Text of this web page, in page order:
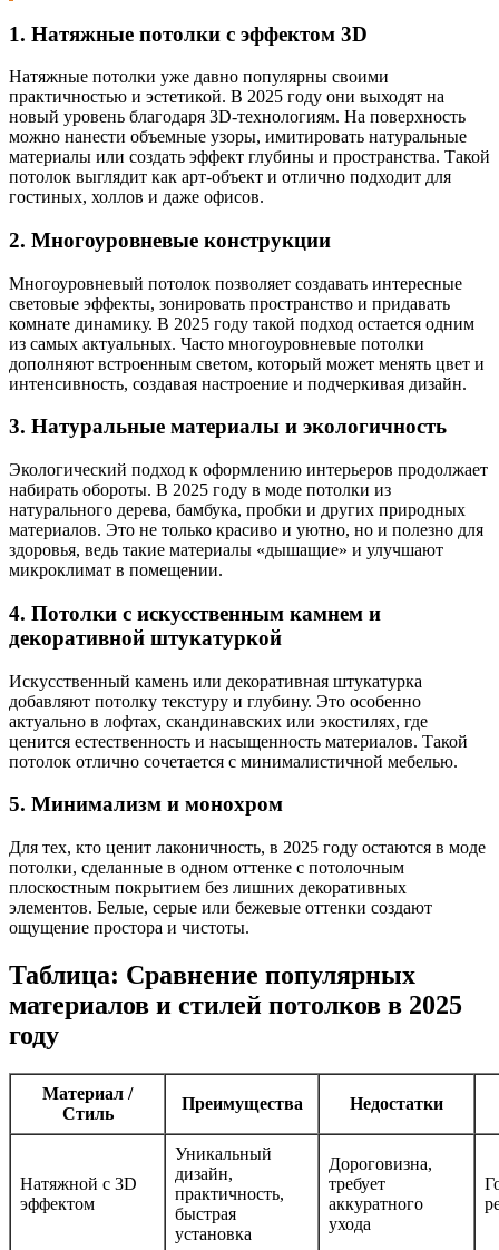
1. Натяжные потолки с эффектом 3D
Натяжные потолки уже давно популярны своими
практичностью и эстетикой. В 2025 году они выходят на
новый уровень благодаря 3D-технологиям. На поверхность
можно нанести объемные узоры, имитировать натуральные
материалы или создать эффект глубины и пространства. Такой
потолок выглядит как арт-объект и отлично подходит для
гостиных, холлов и даже офисов.
2. Многоуровневые конструкции
Многоуровневый потолок позволяет создавать интересные
световые эффекты, зонировать пространство и придавать
комнате динамику. В 2025 году такой подход остается одним
из самых актуальных. Часто многоуровневые потолки
дополняют встроенным светом, который может менять цвет и
интенсивность, создавая настроение и подчеркивая дизайн.
3. Натуральные материалы и экологичность
Экологический подход к оформлению интерьеров продолжает
набирать обороты. В 2025 году в моде потолки из
натурального дерева, бамбука, пробки и других природных
материалов. Это не только красиво и уютно, но и полезно для
здоровья, ведь такие материалы «дышащие» и улучшают
микроклимат в помещении.
4. Потолки с искусственным камнем и
декоративной штукатуркой
Искусственный камень или декоративная штукатурка
добавляют потолку текстуру и глубину. Это особенно
актуально в лофтах, скандинавских или экостилях, где
ценится естественность и насыщенность материалов. Такой
потолок отлично сочетается с минималистичной мебелью.
5. Минимализм и монохром
Для тех, кто ценит лаконичность, в 2025 году остаются в моде
потолки, сделанные в одном оттенке с потолочным
плоскостным покрытием без лишних декоративных
элементов. Белые, серые или бежевые оттенки создают
ощущение простора и чистоты.
Таблица: Сравнение популярных
материалов и стилей потолков в 2025
году
Материал /
Стиль
Преимущества Недостатки
Натяжной с 3D
эффектом
Уникальный
дизайн,
практичность,
быстрая
установка
Дороговизна,
требует
аккуратного
ухода